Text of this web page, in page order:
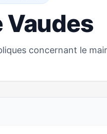
Vaudes
concernant le